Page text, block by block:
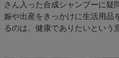
さん入った合成シャンプーに疑
娠や出産をきっかけに生活用
るのは、健康でありたいという